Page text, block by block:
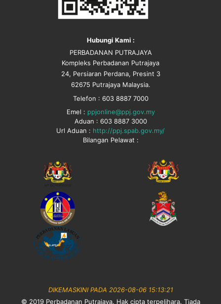
Hubungi Kami :
PERBADANAN PUTRAJAYA
Kompleks Perbadanan Putrajaya
24, Persiaran Perdana, Presint 3
62675 Putrajaya Malaysia.
Telefon : 603 8887 7000
Emel : ppjonline@ppj.gov.my
Aduan : 603 8887 3000
Url Aduan : http://ppj.spab.gov.my/
Bilangan Pelawat :
DIKEMASKINI PADA 2026-08-06 15:13:21
© 2019 Perbadanan Putrajaya. Hak cipta terpelihara. Tiada